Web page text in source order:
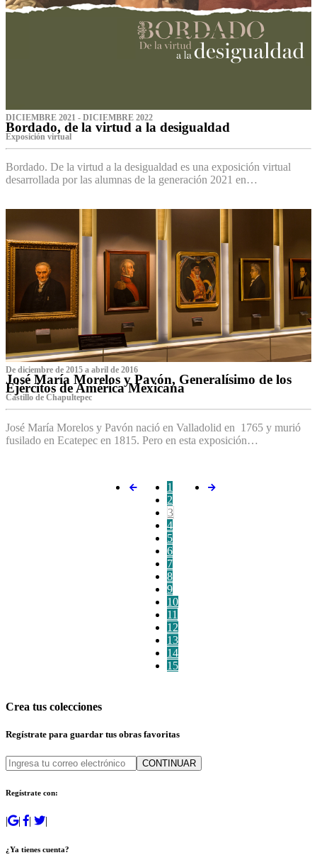
DICIEMBRE 2021 - DICIEMBRE 2022
Bordado, de la virtud a la desigualdad
Exposición virtual‌
Bordado. De la virtud a la desigualdad es una exposición virtual
desarrollada por las alumnas de la generación 2021 en…
De diciembre de 2015 a abril de 2016
José María Morelos y Pavón, Generalísimo de los
Ejércitos de América Mexicana
C‌astillo de Chapultepec
José María Morelos y Pavón nació en Valladolid en 1765 y murió
fusilado en Ecatepec en 1815. Pero en esta exposición…
1
2
3
4
5
6
7
8
9
10
11
12
13
14
15
Crea tus colecciones
Regístrate para guardar tus obras favoritas
CONTINUAR
Regístrate con:
| | | |
¿Ya tienes cuenta?